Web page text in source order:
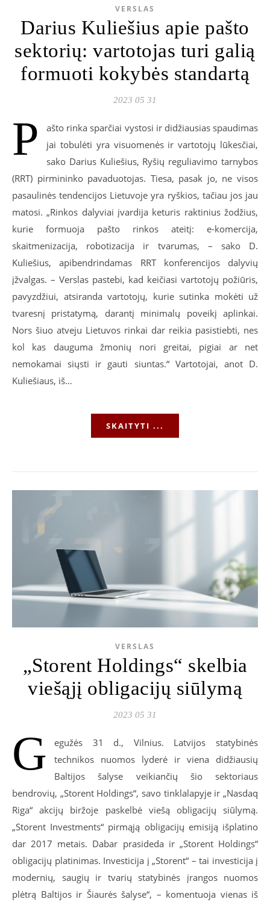
VERSLAS
Darius Kuliešius apie pašto
sektorių: vartotojas turi galią
formuoti kokybės standartą
2023 05 31
P
ašto rinka sparčiai vystosi ir didžiausias spaudimas
jai tobulėti yra visuomenės ir vartotojų lūkesčiai,
sako Darius Kuliešius, Ryšių reguliavimo tarnybos
(RRT) pirmininko pavaduotojas. Tiesa, pasak jo, ne visos
pasaulinės tendencijos Lietuvoje yra ryškios, tačiau jos jau
matosi. „Rinkos dalyviai įvardija keturis raktinius žodžius,
kurie formuoja pašto rinkos ateitį: e-komercija,
skaitmenizacija, robotizacija ir tvarumas, – sako D.
Kuliešius, apibendrindamas RRT konferencijos dalyvių
įžvalgas. – Verslas pastebi, kad keičiasi vartotojų požiūris,
pavyzdžiui, atsiranda vartotojų, kurie sutinka mokėti už
tvaresnį pristatymą, darantį minimalų poveikį aplinkai.
Nors šiuo atveju Lietuvos rinkai dar reikia pasistiebti, nes
kol kas dauguma žmonių nori greitai, pigiai ar net
nemokamai siųsti ir gauti siuntas.“ Vartotojai, anot D.
Kuliešiaus, iš…
SKAITYTI ...
VERSLAS
„Storent Holdings“ skelbia
viešąjį obligacijų siūlymą
2023 05 31
G
egužės 31 d., Vilnius. Latvijos statybinės
technikos nuomos lyderė ir viena didžiausių
Baltijos šalyse veikiančių šio sektoriaus
bendrovių, „Storent Holdings“, savo tinklalapyje ir „Nasdaq
Riga“ akcijų biržoje paskelbė viešą obligacijų siūlymą.
„Storent Investments“ pirmąją obligacijų emisiją išplatino
dar 2017 metais. Dabar prasideda ir „Storent Holdings“
obligacijų platinimas. Investicija į „Storent“ – tai investicija į
modernių, saugių ir tvarių statybinės įrangos nuomos
plėtrą Baltijos ir Šiaurės šalyse“, – komentuoja vienas iš